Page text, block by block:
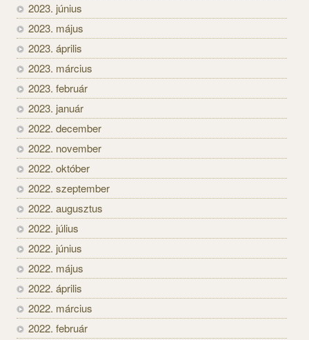
2023. június
2023. május
2023. április
2023. március
2023. február
2023. január
2022. december
2022. november
2022. október
2022. szeptember
2022. augusztus
2022. július
2022. június
2022. május
2022. április
2022. március
2022. február